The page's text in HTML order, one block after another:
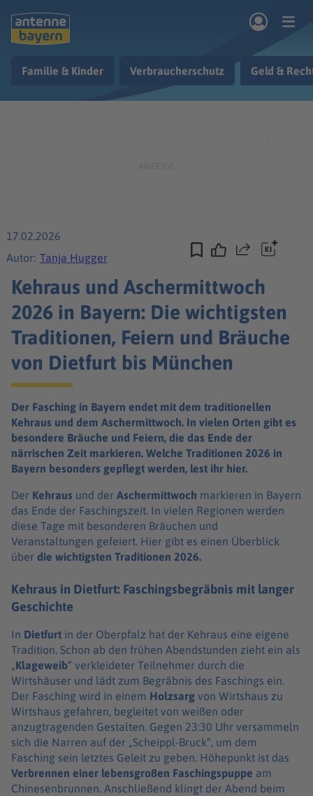
Ratgeber
Familie & Kinder Verbraucherschutz Geld &
17.02.2026
Autor: Tanja Hugger Teilen
Kehraus und Aschermittwoch
2026 in Bayern: Die wichtigsten
Traditionen, Feiern und Bräuche
von Dietfurt bis München
Der Fasching in Bayern endet mit dem traditionellen
Kehraus und dem Aschermittwoch. In vielen Orten gibt es
besondere Bräuche und Feiern, die das Ende der
närrischen Zeit markieren. Welche Traditionen 2026 in
Bayern besonders gepflegt werden, lest ihr hier.
Der Kehraus und der Aschermittwoch markieren in Bayern
das Ende der Faschingszeit. In vielen Regionen werden
diese Tage mit besonderen Bräuchen und
Veranstaltungen gefeiert. Hier gibt es einen Überblick
über die wichtigsten Traditionen 2026.
Kehraus in Dietfurt: Faschingsbegräbnis mit langer
Geschichte
In Dietfurt in der Oberpfalz hat der Kehraus eine eigene
Tradition. Schon ab den frühen Abendstunden zieht ein als
„Klageweib“ verkleideter Teilnehmer durch die
Wirtshäuser und lädt zum Begräbnis des Faschings ein.
Der Fasching wird in einem Holzsarg von Wirtshaus zu
Wirtshaus gefahren, begleitet von weißen oder
anzugtragenden Gestalten. Gegen 23:30 Uhr versammeln
sich die Narren auf der „Scheippl-Bruck“, um dem
Fasching sein letztes Geleit zu geben. Höhepunkt ist das
Verbrennen einer lebensgroßen Faschingspuppe am
Chinesenbrunnen. Anschließend klingt der Abend beim